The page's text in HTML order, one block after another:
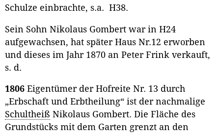
Schulze einbrachte, s.a. H38.
Sein Sohn Nikolaus Gombert war in H24
aufgewachsen, hat später Haus Nr.12 erworben
und dieses im Jahr 1870 an Peter Frink verkauft,
s. d.
1806 Eigentümer der Hofreite Nr. 13 durch
„Erbschaft und Erbtheilung“ ist der nachmalige
Schultheiß Nikolaus Gombert. Die Fläche des
Grundstücks mit dem Garten grenzt an den